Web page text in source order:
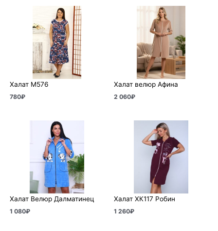
Халат М576
780₽
Халат велюр Афина
2 060₽
Халат Велюр Далматинец
1 080₽
Халат ХК117 Робин
1 260₽